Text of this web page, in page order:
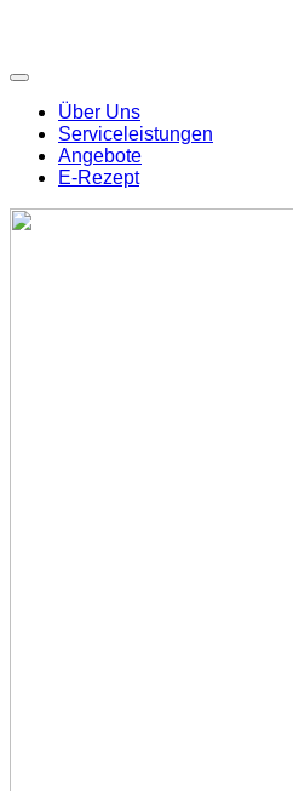
Über Uns
Serviceleistungen
Angebote
E-Rezept